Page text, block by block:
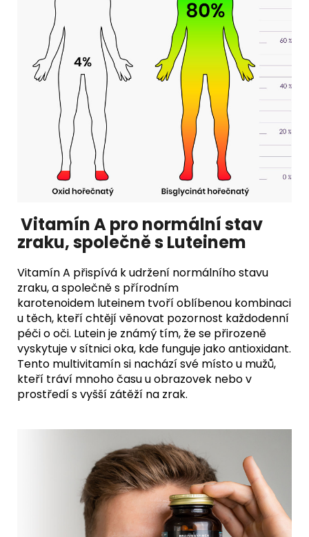
Vitamín A pro normální stav
zraku, společně s Luteinem
Vitamín A přispívá k udržení normálního stavu
zraku, a společně s přírodním
karotenoidem luteinem tvoří oblíbenou kombinaci
u těch, kteří chtějí věnovat pozornost každodenní
péči o oči. Lutein je známý tím, že se přirozeně
vyskytuje v sítnici oka, kde funguje jako antioxidant.
Tento multivitamín si nachází své místo u mužů,
kteří tráví mnoho času u obrazovek nebo v
prostředí s vyšší zátěží na zrak.